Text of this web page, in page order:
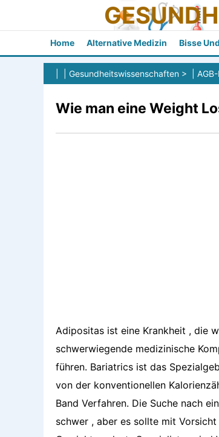
Home Alternative Medizin Bisse
Gesundheitswissenschaften > |
Wie man eine Weight
Adipositas ist eine Krankheit , die
schwerwiegende medizinische
führen. Bariatrics ist das
von der konventionellen
Band Verfahren. Die Suche nach
schwer , aber es sollte mit